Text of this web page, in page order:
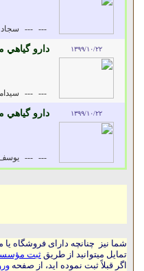
---
---
۱۳۹۹/۱۰/۲۲ دارو
---
---
۱۳۹۹/۱۰/۲۲ دارو گياهي
---
---
شما نیز چنانچه دارای فروشگاه
تمایل میتوانید از طریقثبت
اگر قبلاً ثبت نموده اید، از صفحه